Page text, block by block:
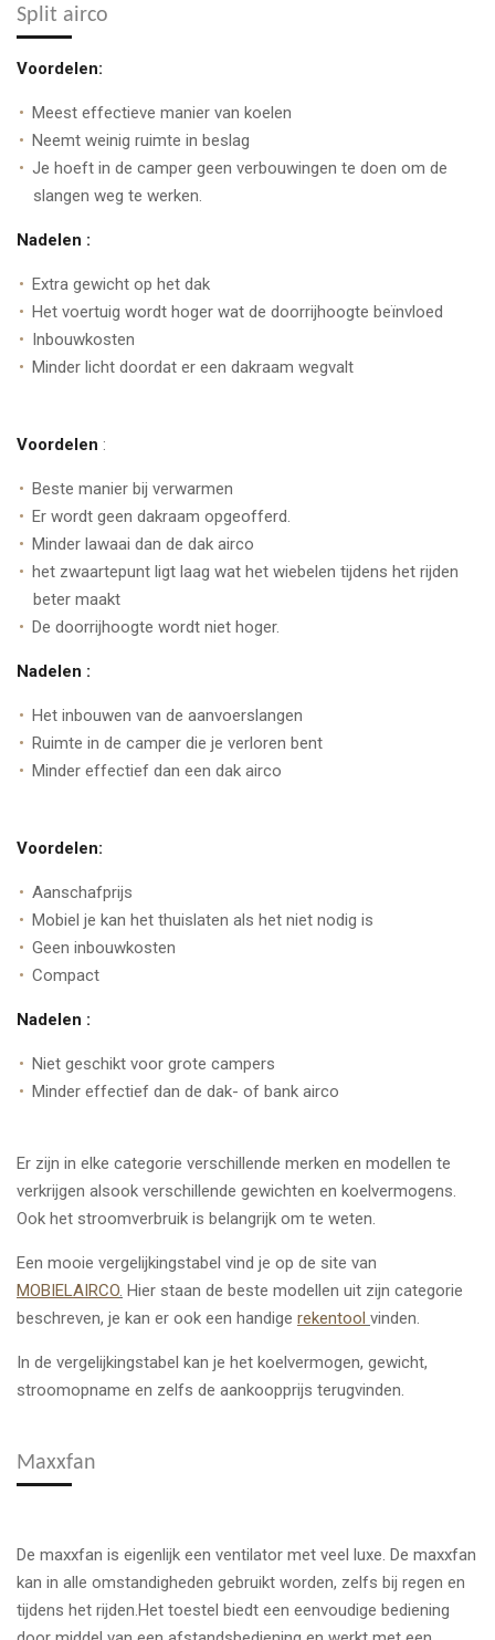
Split airco
Voordelen:
Meest effectieve manier van koelen
Neemt weinig ruimte in beslag
Je hoeft in de camper geen verbouwingen te doen om de
slangen weg te werken.
Nadelen :
Extra gewicht op het dak
Het voertuig wordt hoger wat de doorrijhoogte beïnvloed
Inbouwkosten
Minder licht doordat er een dakraam wegvalt
Voordelen :
Beste manier bij verwarmen
Er wordt geen dakraam opgeofferd.
Minder lawaai dan de dak airco
het zwaartepunt ligt laag wat het wiebelen tijdens het rijden
beter maakt
De doorrijhoogte wordt niet hoger.
Nadelen :
Het inbouwen van de aanvoerslangen
Ruimte in de camper die je verloren bent
Minder effectief dan een dak airco
Voordelen:
Aanschafprijs
Mobiel je kan het thuislaten als het niet nodig is
Geen inbouwkosten
Compact
Nadelen :
Niet geschikt voor grote campers
Minder effectief dan de dak- of bank airco
Er zijn in elke categorie verschillende merken en modellen te
verkrijgen alsook verschillende gewichten en koelvermogens.
Ook het stroomverbruik is belangrijk om te weten.
Een mooie vergelijkingstabel vind je op de site van
MOBIELAIRCO. Hier staan de beste modellen uit zijn categorie
beschreven, je kan er ook een handige rekentool vinden.
In de vergelijkingstabel kan je het koelvermogen, gewicht,
stroomopname en zelfs de aankoopprijs terugvinden.
Maxxfan
De maxxfan is eigenlijk een ventilator met veel luxe. De maxxfan
kan in alle omstandigheden gebruikt worden, zelfs bij regen en
tijdens het rijden.Het toestel biedt een eenvoudige bediening